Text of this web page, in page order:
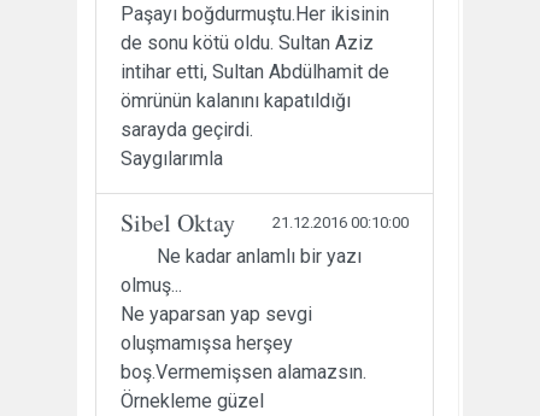
Paşayı boğdurmuştu.Her ikisinin
de sonu kötü oldu. Sultan Aziz
intihar etti, Sultan Abdülhamit de
ömrünün kalanını kapatıldığı
sarayda geçirdi.
Saygılarımla
Sibel Oktay 21.12.2016 00:10:00
Ne kadar anlamlı bir yazı
olmuş...
Ne yaparsan yap sevgi
oluşmamışsa herşey
boş.Vermemişsen alamazsın.
Örnekleme güzel